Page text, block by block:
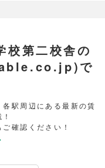
校第二校舎の
で
駅周辺にある最新の賃
確認ください！